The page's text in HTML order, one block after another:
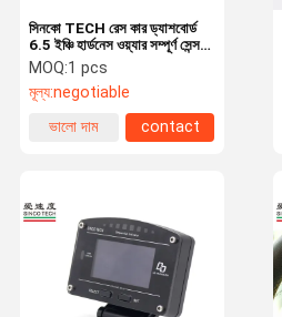
সিনকো TECH রেস কার ড্যাশবোর্ড
6.5 ইঞ্চি হার্ডনেস ওয়্যার সম্পূর্ণ সেন্সর
কিট
MOQ:1 pcs
মূল্য:negotiable
ভালো দাম
contact